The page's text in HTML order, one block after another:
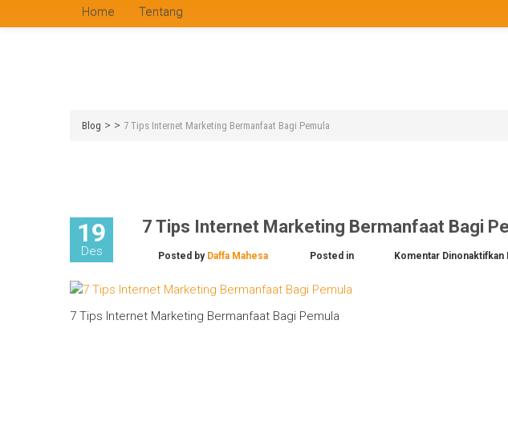
Home Tentang
Blog > > 7 Tips Internet Marketing Bermanfaat Bagi Pemula
19
Des
7 Tips Internet Marketing Bermanfaat Bagi
Posted by Daffa Mahesa Posted in Komentar Dinonaktifkan
7 Tips Internet Marketing Bermanfaat Bagi Pemula